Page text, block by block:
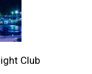
Club